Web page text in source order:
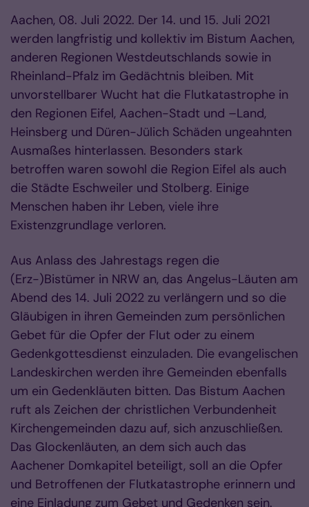
Aachen, 08. Juli 2022. Der 14. und 15. Juli 2021
werden langfristig und kollektiv im Bistum Aachen,
anderen Regionen Westdeutschlands sowie in
Rheinland-Pfalz im Gedächtnis bleiben. Mit
unvorstellbarer Wucht hat die Flutkatastrophe in
den Regionen Eifel, Aachen-Stadt und –Land,
Heinsberg und Düren-Jülich Schäden ungeahnten
Ausmaßes hinterlassen. Besonders stark
betroffen waren sowohl die Region Eifel als auch
die Städte Eschweiler und Stolberg. Einige
Menschen haben ihr Leben, viele ihre
Existenzgrundlage verloren.
Aus Anlass des Jahrestags regen die
(Erz-)Bistümer in NRW an, das Angelus-Läuten am
Abend des 14. Juli 2022 zu verlängern und so die
Gläubigen in ihren Gemeinden zum persönlichen
Gebet für die Opfer der Flut oder zu einem
Gedenkgottesdienst einzuladen. Die evangelischen
Landeskirchen werden ihre Gemeinden ebenfalls
um ein Gedenkläuten bitten. Das Bistum Aachen
ruft als Zeichen der christlichen Verbundenheit
Kirchengemeinden dazu auf, sich anzuschließen.
Das Glockenläuten, an dem sich auch das
Aachener Domkapitel beteiligt, soll an die Opfer
und Betroffenen der Flutkatastrophe erinnern und
eine Einladung zum Gebet und Gedenken sein.